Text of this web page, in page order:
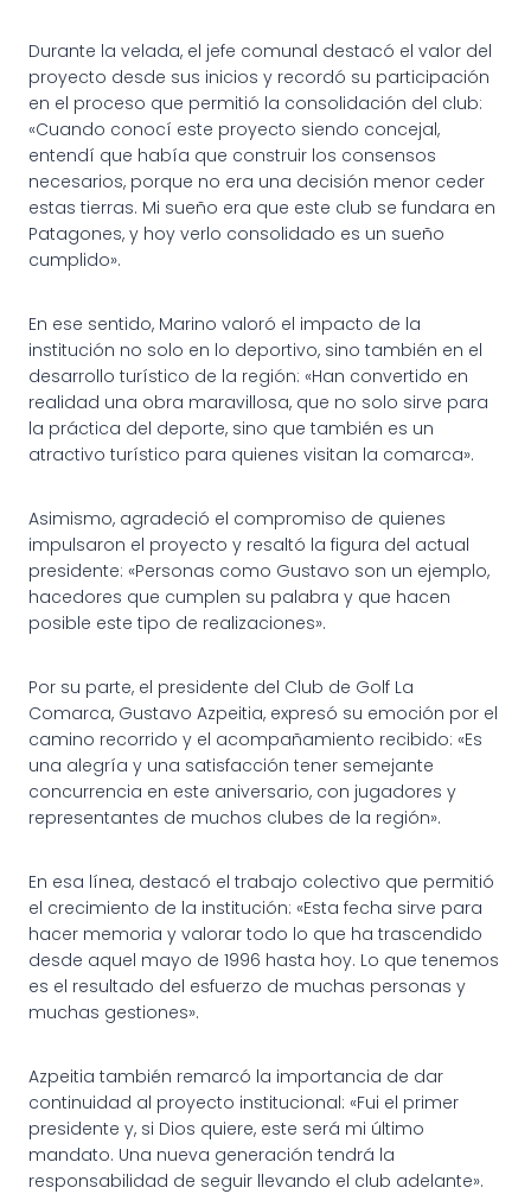
Durante la velada, el jefe comunal destacó el valor del
proyecto desde sus inicios y recordó su participación
en el proceso que permitió la consolidación del club:
«Cuando conocí este proyecto siendo concejal,
entendí que había que construir los consensos
necesarios, porque no era una decisión menor ceder
estas tierras. Mi sueño era que este club se fundara en
Patagones, y hoy verlo consolidado es un sueño
cumplido».
En ese sentido, Marino valoró el impacto de la
institución no solo en lo deportivo, sino también en el
desarrollo turístico de la región: «Han convertido en
realidad una obra maravillosa, que no solo sirve para
la práctica del deporte, sino que también es un
atractivo turístico para quienes visitan la comarca».
Asimismo, agradeció el compromiso de quienes
impulsaron el proyecto y resaltó la figura del actual
presidente: «Personas como Gustavo son un ejemplo,
hacedores que cumplen su palabra y que hacen
posible este tipo de realizaciones».
Por su parte, el presidente del Club de Golf La
Comarca, Gustavo Azpeitia, expresó su emoción por el
camino recorrido y el acompañamiento recibido: «Es
una alegría y una satisfacción tener semejante
concurrencia en este aniversario, con jugadores y
representantes de muchos clubes de la región».
En esa línea, destacó el trabajo colectivo que permitió
el crecimiento de la institución: «Esta fecha sirve para
hacer memoria y valorar todo lo que ha trascendido
desde aquel mayo de 1996 hasta hoy. Lo que tenemos
es el resultado del esfuerzo de muchas personas y
muchas gestiones».
Azpeitia también remarcó la importancia de dar
continuidad al proyecto institucional: «Fui el primer
presidente y, si Dios quiere, este será mi último
mandato. Una nueva generación tendrá la
responsabilidad de seguir llevando el club adelante».